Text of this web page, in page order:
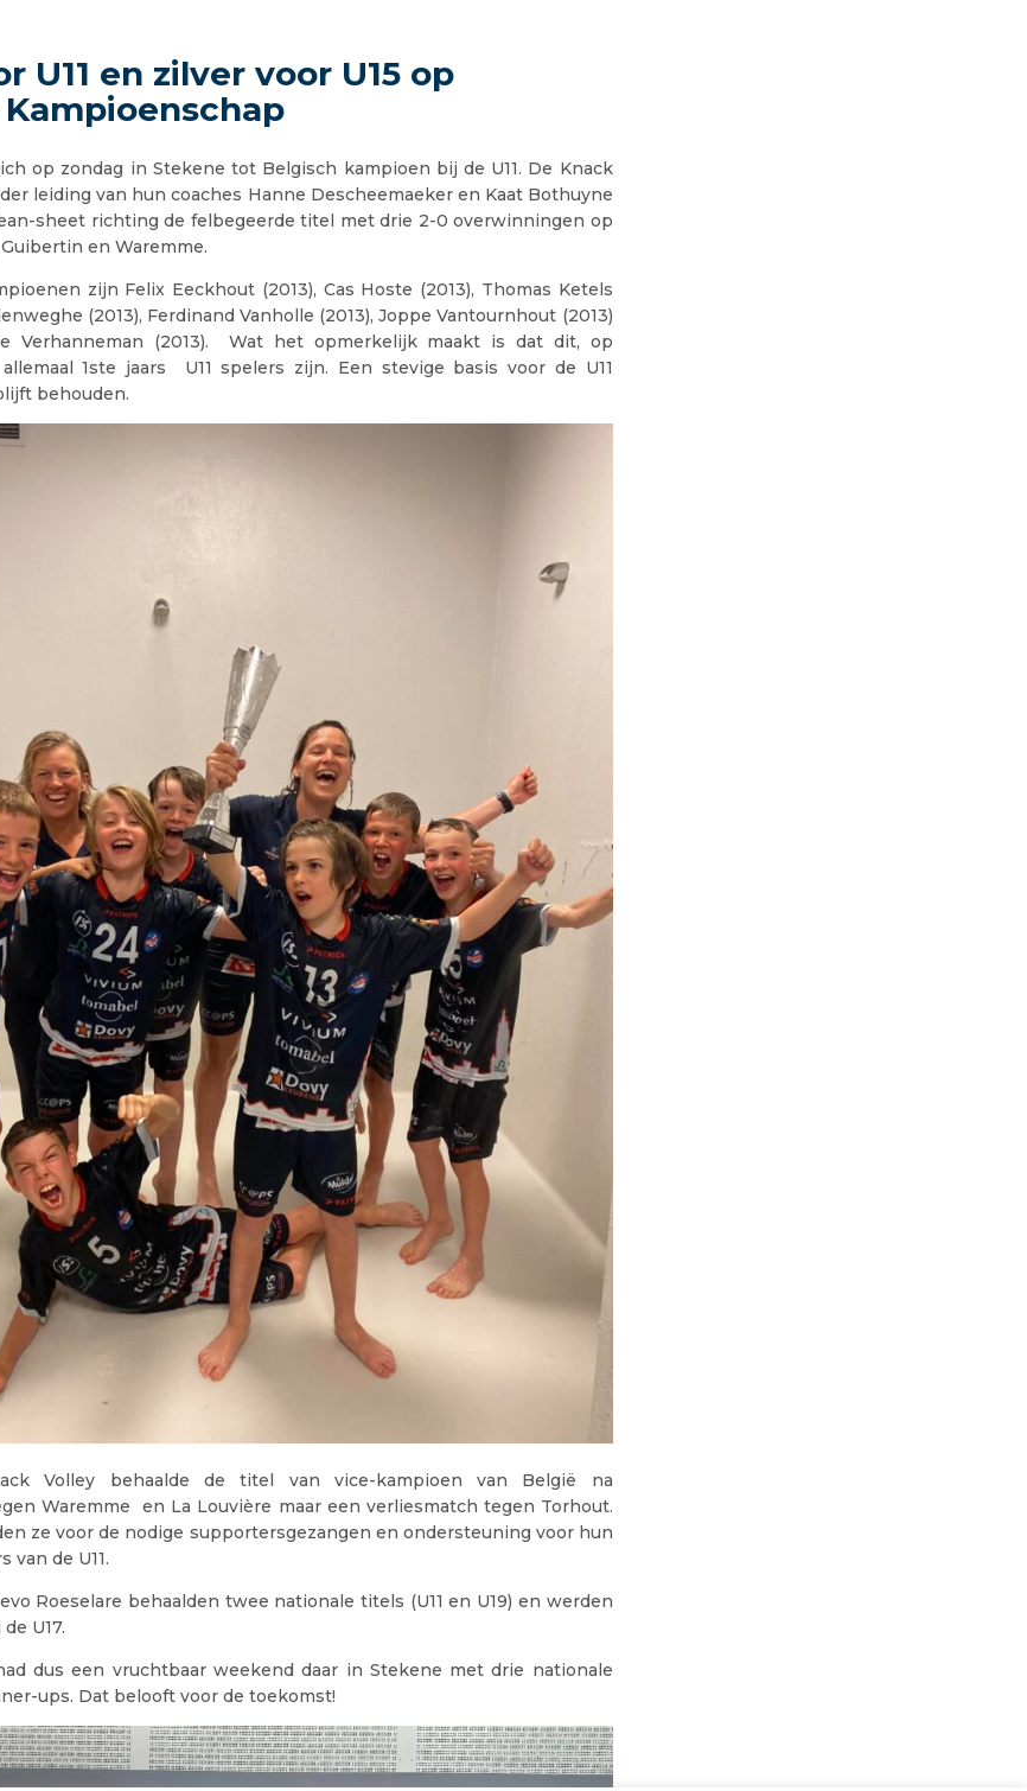
U11 en zilver voor U15 op
op zondag in Stekene tot Belgisch kampioen bij de U11. De Knack
leiding van hun coaches Hanne Descheemaeker en Kaat Bothuyne
sheet richting de felbegeerde titel met drie 2-0 overwinningen op
en Waremme.
zijn Felix Eeckhout (2013), Cas Hoste (2013), Thomas Ketels
(2013), Ferdinand Vanholle (2013), Joppe Vantournhout (2013)
Verhanneman (2013). Wat het opmerkelijk maakt is dat dit, op
1ste jaars U11 spelers zijn. Een stevige basis voor de U11
behouden.
Volley behaalde de titel van vice-kampioen van België na
Waremme en La Louvière maar een verliesmatch tegen Torhout.
ze voor de nodige supportersgezangen en ondersteuning voor hun
van de U11.
Roeselare behaalden twee nationale titels (U11 en U19) en werden
U17.
dus een vruchtbaar weekend daar in Stekene met drie nationale
ups. Dat belooft voor de toekomst!